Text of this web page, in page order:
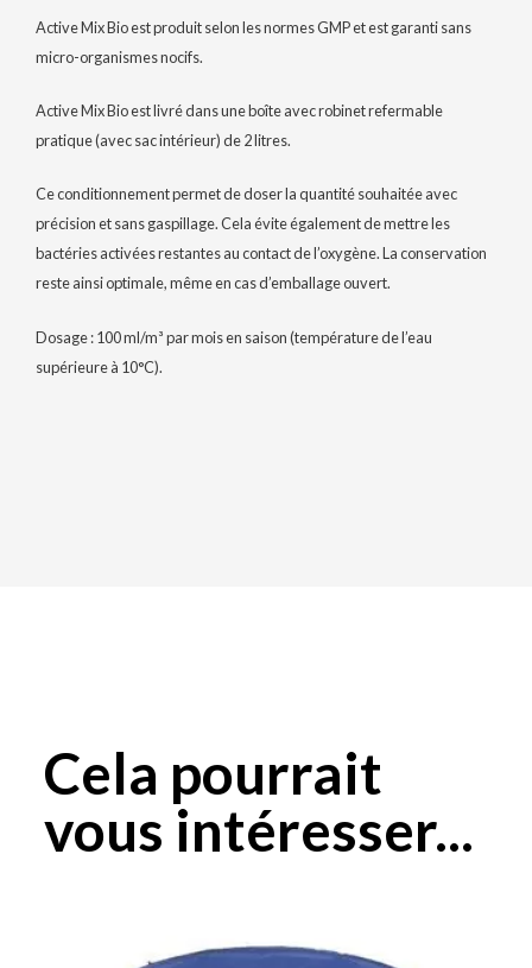
Active Mix Bio est produit selon les normes GMP et est garanti sans
micro-organismes nocifs.
Active Mix Bio est livré dans une boîte avec robinet refermable
pratique (avec sac intérieur) de 2 litres.
Ce conditionnement permet de doser la quantité souhaitée avec
précision et sans gaspillage. Cela évite également de mettre les
bactéries activées restantes au contact de l’oxygène. La conservation
reste ainsi optimale, même en cas d’emballage ouvert.
Dosage : 100 ml/m³ par mois en saison (température de l’eau
supérieure à 10°C).
Cela pourrait
vous intéresser...
prix :